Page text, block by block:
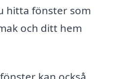
hitta fönster som
och ditt hem